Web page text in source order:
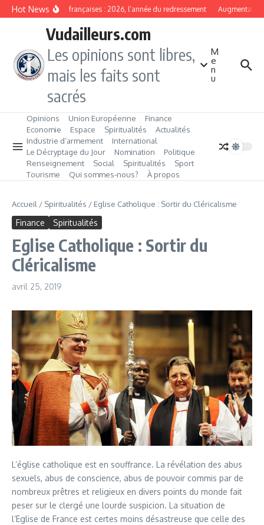
Aller au contenu
Hot NewsBanques françaises : 2026, l’année du redressement
Vudailleurs.com
Les opinions sont libres,
mais les faits sont
sacrés
M
e
n
u
Opinions Union Européenne
Finance
Economie
Espace Spiritualités
Actualités
Industrie d’armement
International
Le Décryptage du Jour
Nomination
Politique
Renseignement
Social Spiritualités
Sport
Tourisme
Qui sommes‑nous? À propos
Accueil / Spiritualités / Eglise Catholique : Sortir du Cléricalisme
Finance Spiritualités
Eglise Catholique : Sortir du
Cléricalisme
avril 25, 2019
L’église catholique est en souffrance. La révélation des abus
sexuels, abus de conscience, abus de pouvoir commis par de
nombreux prêtres et religieux en divers points du monde fait
peser sur le clergé une lourde suspicion. La situation de
l’Eglise de France est certes moins désastreuse que celle des